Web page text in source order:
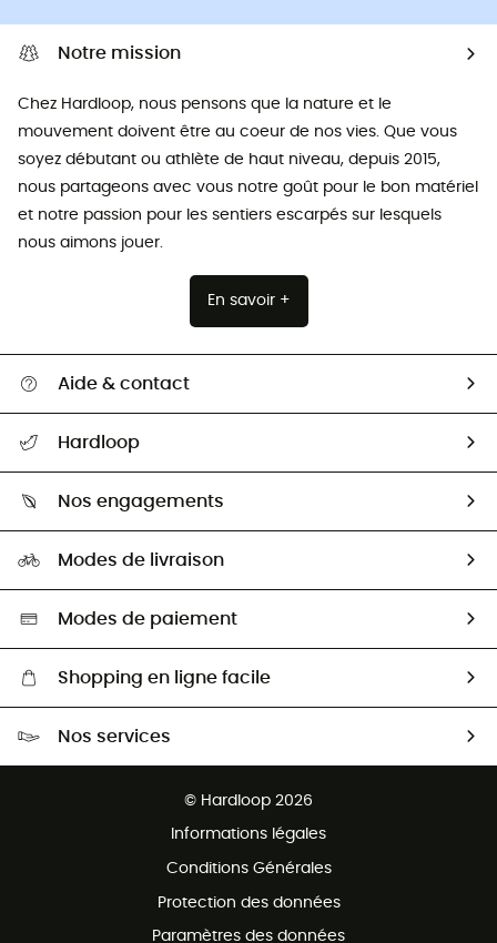
Notre mission
Chez Hardloop, nous pensons que la nature et le
mouvement doivent être au coeur de nos vies. Que vous
soyez débutant ou athlète de haut niveau, depuis 2015,
nous partageons avec vous notre goût pour le bon matériel
et notre passion pour les sentiers escarpés sur lesquels
nous aimons jouer.
En savoir +
Aide & contact
Retour & remboursement
Guide des tailles
Seconde Main
Aide & Contact
Hardloop
HardGuides
Nos engagements
Sélection éco-responsable
Modes de livraison
Modes de paiement
Shopping en ligne facile
Nos services
© Hardloop 2026
Informations légales
Conditions Générales
Protection des données
Paramètres des données